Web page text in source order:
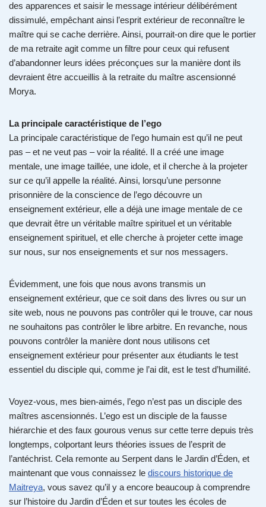
des apparences et saisir le message intérieur délibérément
dissimulé, empêchant ainsi l’esprit extérieur de reconnaître le
maître qui se cache derrière. Ainsi, pourrait-on dire que le portier
de ma retraite agit comme un filtre pour ceux qui refusent
d’abandonner leurs idées préconçues sur la manière dont ils
devraient être accueillis à la retraite du maître ascensionné
Morya.
La principale caractéristique de l’ego
La principale caractéristique de l’ego humain est qu’il ne peut
pas – et ne veut pas – voir la réalité. Il a créé une image
mentale, une image taillée, une idole, et il cherche à la projeter
sur ce qu’il appelle la réalité. Ainsi, lorsqu’une personne
prisonnière de la conscience de l’ego découvre un
enseignement extérieur, elle a déjà une image mentale de ce
que devrait être un véritable maître spirituel et un véritable
enseignement spirituel, et elle cherche à projeter cette image
sur nous, sur nos enseignements et sur nos messagers.
Évidemment, une fois que nous avons transmis un
enseignement extérieur, que ce soit dans des livres ou sur un
site web, nous ne pouvons pas contrôler qui le trouve, car nous
ne souhaitons pas contrôler le libre arbitre. En revanche, nous
pouvons contrôler la manière dont nous utilisons cet
enseignement extérieur pour présenter aux étudiants le test
essentiel du disciple qui, comme je l’ai dit, est le test d’humilité.
Voyez-vous, mes bien-aimés, l’ego n’est pas un disciple des
maîtres ascensionnés. L’ego est un disciple de la fausse
hiérarchie et des faux gourous venus sur cette terre depuis très
longtemps, colportant leurs théories issues de l’esprit de
l’antéchrist. Cela remonte au Serpent dans le Jardin d’Éden, et
maintenant que vous connaissez le discours historique de
Maitreya, vous savez qu’il y a encore beaucoup à comprendre
sur l’histoire du Jardin d’Éden et sur toutes les écoles de